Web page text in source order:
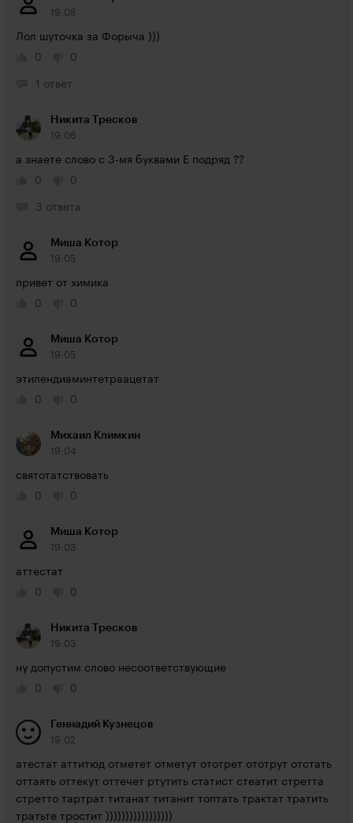
19:08
Лол шуточка за Форыча )))
0
0
1 ответ
Никита Тресков
19:06
а знаете слово с 3-мя буквами Е подряд ??
0
0
3 ответа
Миша Котор
19:05
привет от химика
0
0
Миша Котор
19:05
этилендиаминтетраацетат
0
0
Михаил Климкин
19:04
святотатствовать
0
0
Миша Котор
19:03
аттестат
0
0
Никита Тресков
19:03
ну допустим слово несоответствующие
0
0
Геннадий Кузнецов
19:02
атестат аттитюд отметет отметут ототрет ототрут отстать
оттаять оттекут оттечет ртутить статист стеатит стретта
стретто тартрат титанат титанит топтать трактат тратить
тратьте тростит )))))))))))))))))